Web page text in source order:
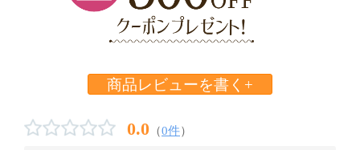
商品レビューを書く+
0.0 （0件）